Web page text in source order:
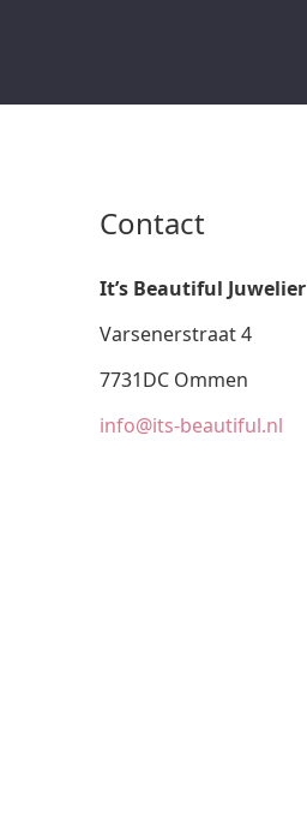
Contact
It’s Beautiful Juwelier
Varsenerstraat 4
7731DC Ommen
info@its-beautiful.nl